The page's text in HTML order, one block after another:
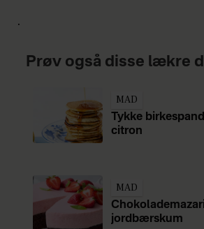
.
Prøv også disse lækre
MAD
Tykke
citron
MAD
jordbærskum